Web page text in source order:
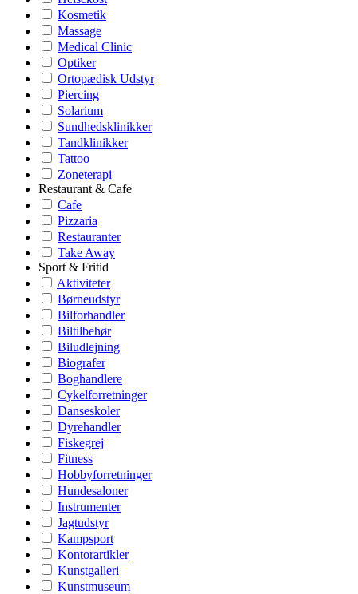
Kosmetik
Massage
Medical Clinic
Optiker
Ortopædisk Udstyr
Piercing
Solarium
Sundhedsklinikker
Tandklinikker
Tattoo
Zoneterapi
Restaurant & Cafe
Cafe
Pizzaria
Restauranter
Take Away
Sport & Fritid
Aktiviteter
Børneudstyr
Bilforhandler
Biltilbehør
Biludlejning
Biografer
Boghandlere
Cykelforretninger
Danseskoler
Dyrehandler
Fiskegrej
Fitness
Hobbyforretninger
Hundesaloner
Instrumenter
Jagtudstyr
Kampsport
Kontorartikler
Kunstgalleri
Kunstmuseum